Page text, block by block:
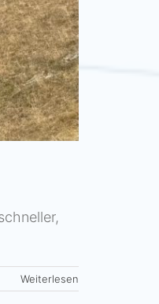
Weiterlesen